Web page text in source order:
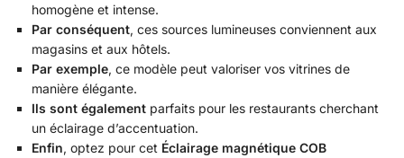
homogène et intense.
Par conséquent, ces sources lumineuses conviennent aux
magasins et aux hôtels.
Par exemple, ce modèle peut valoriser vos vitrines de
manière élégante.
Ils sont également parfaits pour les restaurants cherchant
un éclairage d’accentuation.
Enfin, optez pour cet Éclairage magnétique COB